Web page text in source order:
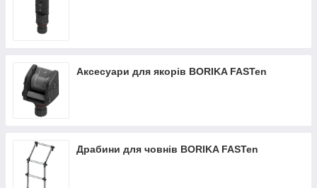
Аксесуари для якорів BORIKA FASTen
Драбини для човнів BORIKA FASTen